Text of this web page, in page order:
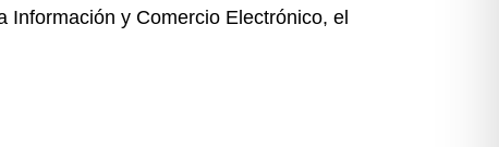
y Comercio Electrónico, el